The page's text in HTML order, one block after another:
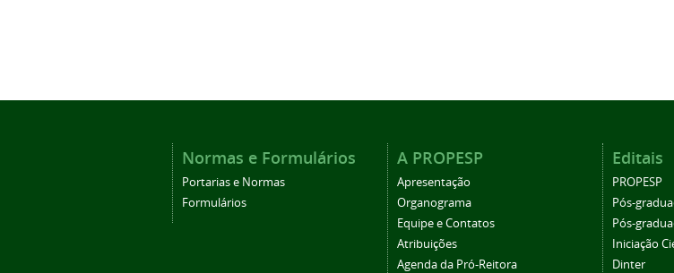
Normas e Formulários
Portarias e Normas
Formulários
A PROPESP
Apresentação
Organograma
Equipe e Contatos
Atribuições
Agenda da Pró-Reitora
Editais
PROPESP
Pós-
Pós-
Iniciação
Dinter